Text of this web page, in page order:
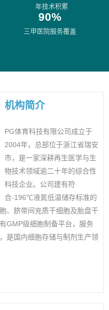
年技术积累
90%
三甲医院服务覆盖
机构简介
PG体育科技有限公司成立于
2004年，总部位于浙江省瑞安
市，是一家深耕再生医学与生
物技术领域逾二十年的综合性
科技企业。公司建有符
合-196℃液氮低温储存标准的
、脐带间充质干细胞及胎盘干
GMP级细胞制备平台，服务
是国内细胞存储与制剂生产领